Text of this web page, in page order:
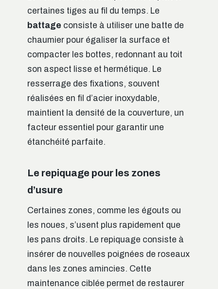
certaines tiges au fil du temps. Le
battage consiste à utiliser une batte de
chaumier pour égaliser la surface et
compacter les bottes, redonnant au toit
son aspect lisse et hermétique. Le
resserrage des fixations, souvent
réalisées en fil d’acier inoxydable,
maintient la densité de la couverture, un
facteur essentiel pour garantir une
étanchéité parfaite.
Le repiquage pour les zones
d’usure
Certaines zones, comme les égouts ou
les noues, s’usent plus rapidement que
les pans droits. Le repiquage consiste à
insérer de nouvelles poignées de roseaux
dans les zones amincies. Cette
maintenance ciblée permet de restaurer